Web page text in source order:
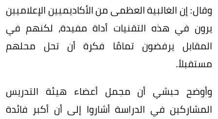
وقال: إن الغالبية العظمى من الأكاديميين الإعلاميين
يرون في هذه التقنيات أداة مفيدة، لكنهم في
المقابل يرفضون تمامًا فكرة أن تحل محلهم
مستقبلاً.
وأوضح حبشي أن مجمل أعضاء هيئة التدريس
المشاركين في الدراسة أشاروا إلى أن أكبر فائدة